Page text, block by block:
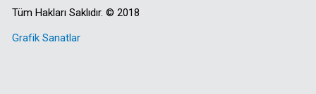
Tüm Hakları Saklıdır. © 2018
Grafik Sanatlar